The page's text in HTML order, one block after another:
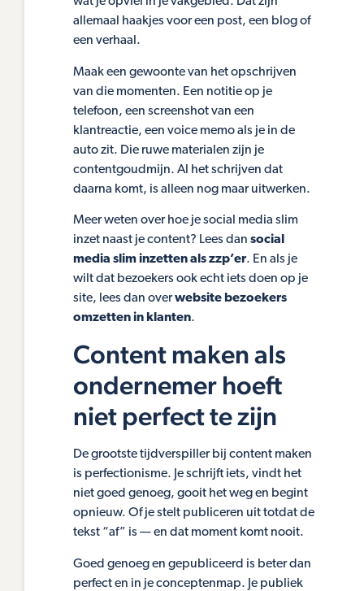
allemaal haakjes voor een post, een blog of
een verhaal.
Maak een gewoonte van het opschrijven
van die momenten. Een notitie op je
telefoon, een screenshot van een
klantreactie, een voice memo als je in de
auto zit. Die ruwe materialen zijn je
contentgoudmijn. Al het schrijven dat
daarna komt, is alleen nog maar uitwerken.
Meer weten over hoe je social media slim
inzet naast je content? Lees dan social
media slim inzetten als zzp’er. En als je
wilt dat bezoekers ook echt iets doen op je
site, lees dan overwebsite bezoekers
omzetten in klanten.
Content maken als
ondernemer hoeft
niet perfect te zijn
De grootste tijdverspiller bij content maken
is perfectionisme. Je schrijft iets, vindt het
niet goed genoeg, gooit het weg en begint
opnieuw. Of je stelt publiceren uit totdat de
tekst “af” is — en dat moment komt nooit.
Goed genoeg en gepubliceerd is beter dan
perfect en in je conceptenmap. Je publiek